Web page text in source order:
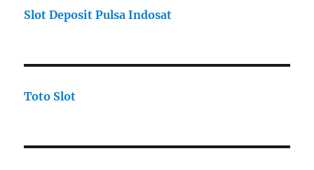
Slot Deposit Pulsa Indosat
Toto Slot